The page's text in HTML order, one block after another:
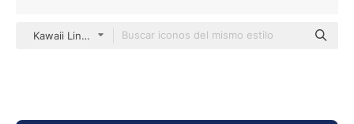
Kawaii Lineal